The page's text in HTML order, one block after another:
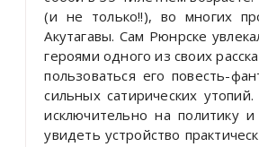
(и не только!!), во многих
Акутагавы. Сам Рюнрске
героями одного из своих
пользоваться его повесть-
сильных сатирических
исключительно на политику
увидеть устройство